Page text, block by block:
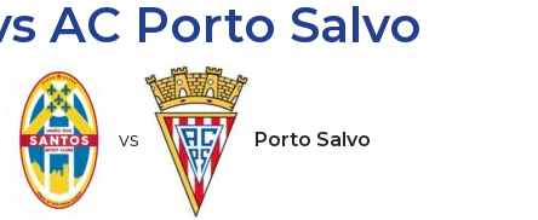
AC Porto Salvo
vs Porto Salvo